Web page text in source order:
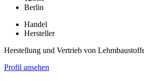
Berlin
Handel
Hersteller
Herstellung und Vertrieb von
Profil ansehen